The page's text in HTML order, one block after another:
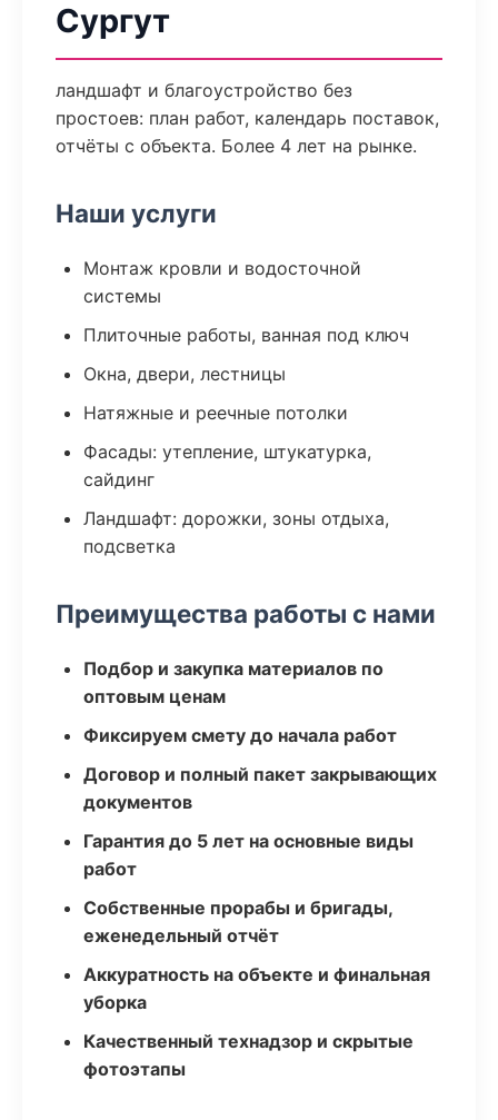
Сургут
ландшафт и благоустройство без
простоев: план работ, календарь поставок,
отчёты с объекта. Более 4 лет на рынке.
Наши услуги
Монтаж кровли и водосточной
системы
Плиточные работы, ванная под ключ
Окна, двери, лестницы
Натяжные и реечные потолки
Фасады: утепление, штукатурка,
сайдинг
Ландшафт: дорожки, зоны отдыха,
подсветка
Преимущества работы с нами
Подбор и закупка материалов по
оптовым ценам
Фиксируем смету до начала работ
Договор и полный пакет закрывающих
документов
Гарантия до 5 лет на основные виды
работ
Собственные прорабы и бригады,
еженедельный отчёт
Аккуратность на объекте и финальная
уборка
Качественный технадзор и скрытые
фотоэтапы